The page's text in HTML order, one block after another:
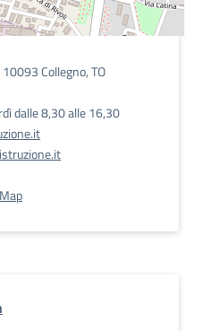
Collegno, TO
dalle 8,30 alle 16,30